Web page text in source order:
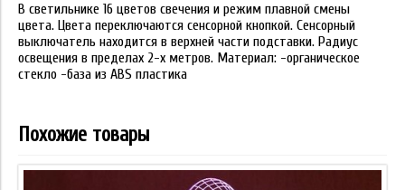
В светильнике 16 цветов свечения и режим плавной смены
цвета. Цвета переключаются сенсорной кнопкой. Сенсорный
выключатель находится в верхней части подставки. Радиус
освещения в пределах 2-х метров. Материал: -органическое
стекло -база из ABS пластика
Похожие товары